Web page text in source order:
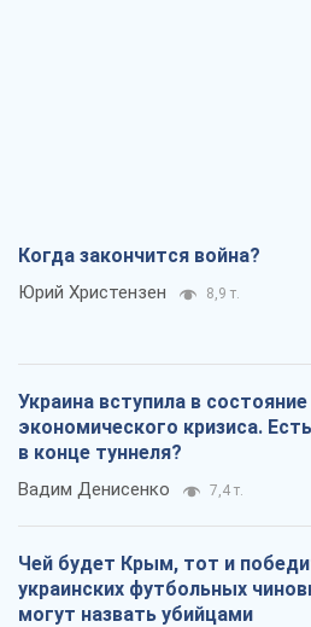
Когда закончится война?
Юрий Христензен 8,9 т.
Украина вступила в состояние
экономического кризиса.
в конце туннеля?
Вадим Денисенко 7,4 т.
Чей будет Крым, тот и
украинских футбольных
могут назвать убийцами